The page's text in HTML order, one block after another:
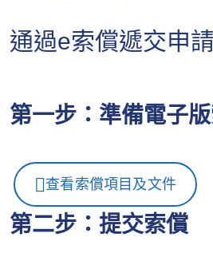
通過e索償遞交申請
第一步：準備電子
查看索償項目及文件
第二步：提交索償